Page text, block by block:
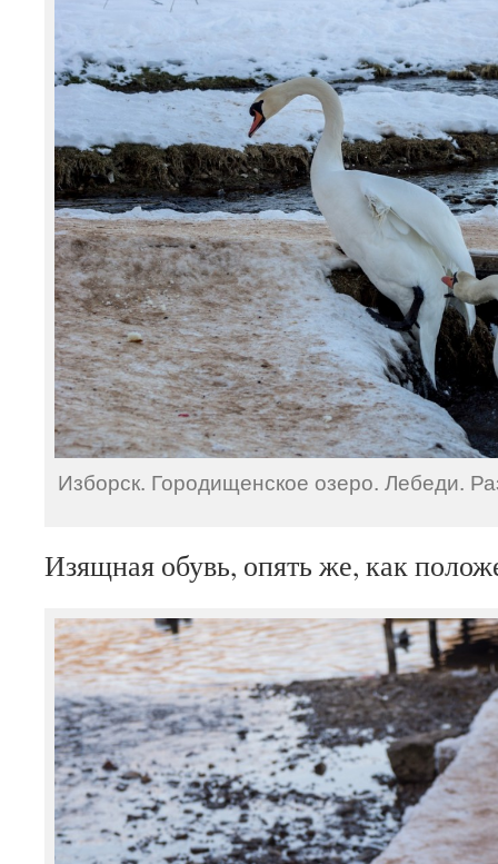
Изборск. Городищенское озеро. Лебеди.
Изящная обувь, опять же, как